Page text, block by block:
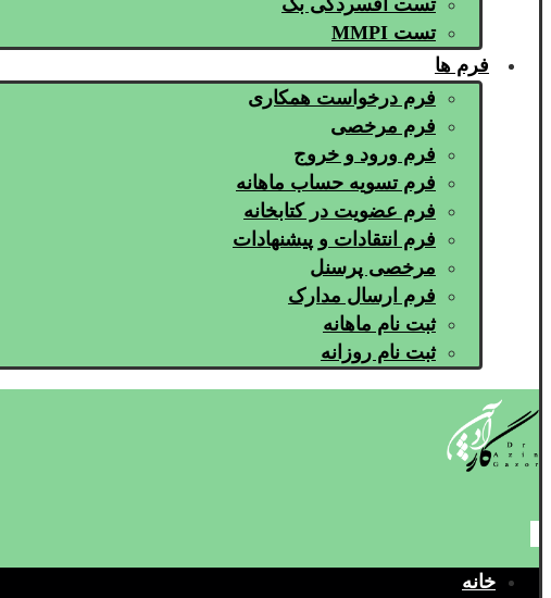
تست افسردگی بک
تست MMPI
فرم ها
فرم درخواست همکاری
فرم مرخصی
فرم ورود و خروج
فرم تسویه حساب ماهانه
فرم عضویت در کتابخانه
فرم انتقادات و پیشنهادات
مرخصی پرسنل
فرم ارسال مدارک
ثبت نام ماهانه
ثبت نام روزانه
خانه